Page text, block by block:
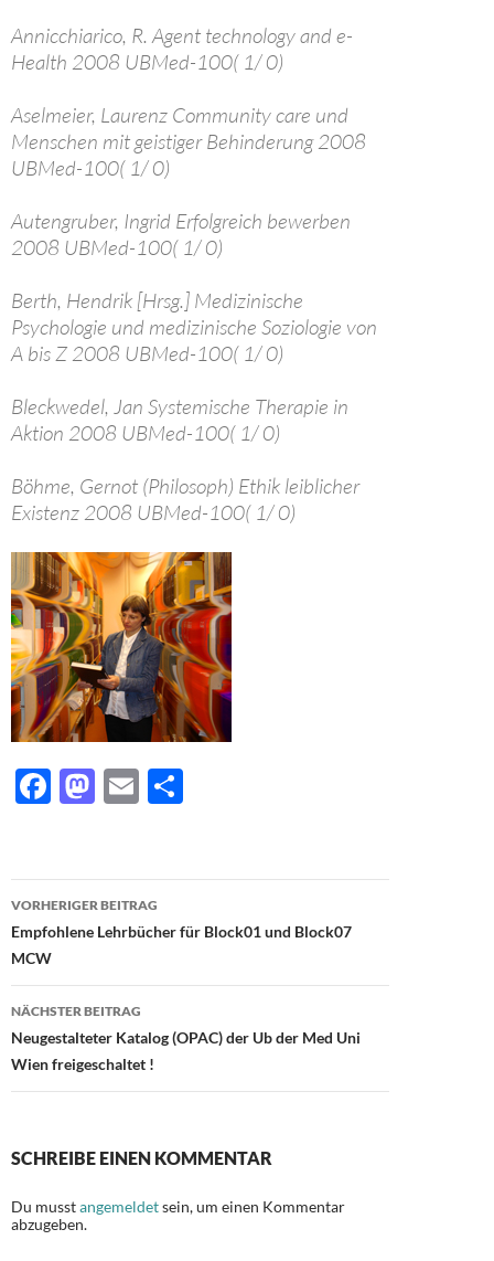
Annicchiarico, R. Agent technology and e-
Health 2008 UBMed-100( 1/ 0)
Aselmeier, Laurenz Community care und
Menschen mit geistiger Behinderung 2008
UBMed-100( 1/ 0)
Autengruber, Ingrid Erfolgreich bewerben
2008 UBMed-100( 1/ 0)
Berth, Hendrik [Hrsg.] Medizinische
Psychologie und medizinische Soziologie von
A bis Z 2008 UBMed-100( 1/ 0)
Bleckwedel, Jan Systemische Therapie in
Aktion 2008 UBMed-100( 1/ 0)
Böhme, Gernot (Philosoph) Ethik leiblicher
Existenz 2008 UBMed-100( 1/ 0)
F
b
o
o
k
M
d
o
E
n
Beitragsnavigation
VORHERIGER BEITRAG
Empfohlene Lehrbücher für Block01 und Block07
MCW
NÄCHSTER BEITRAG
Neugestalteter Katalog (OPAC) der Ub der Med Uni
Wien freigeschaltet !
SCHREIBE EINEN KOMMENTAR
Du musstangemeldetsein, um einen Kommentar
abzugeben.